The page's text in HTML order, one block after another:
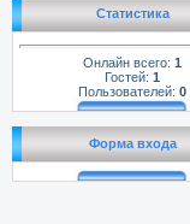
Статистика
Онлайн всего: 1
Гостей: 1
Пользователей: 0
Форма входа